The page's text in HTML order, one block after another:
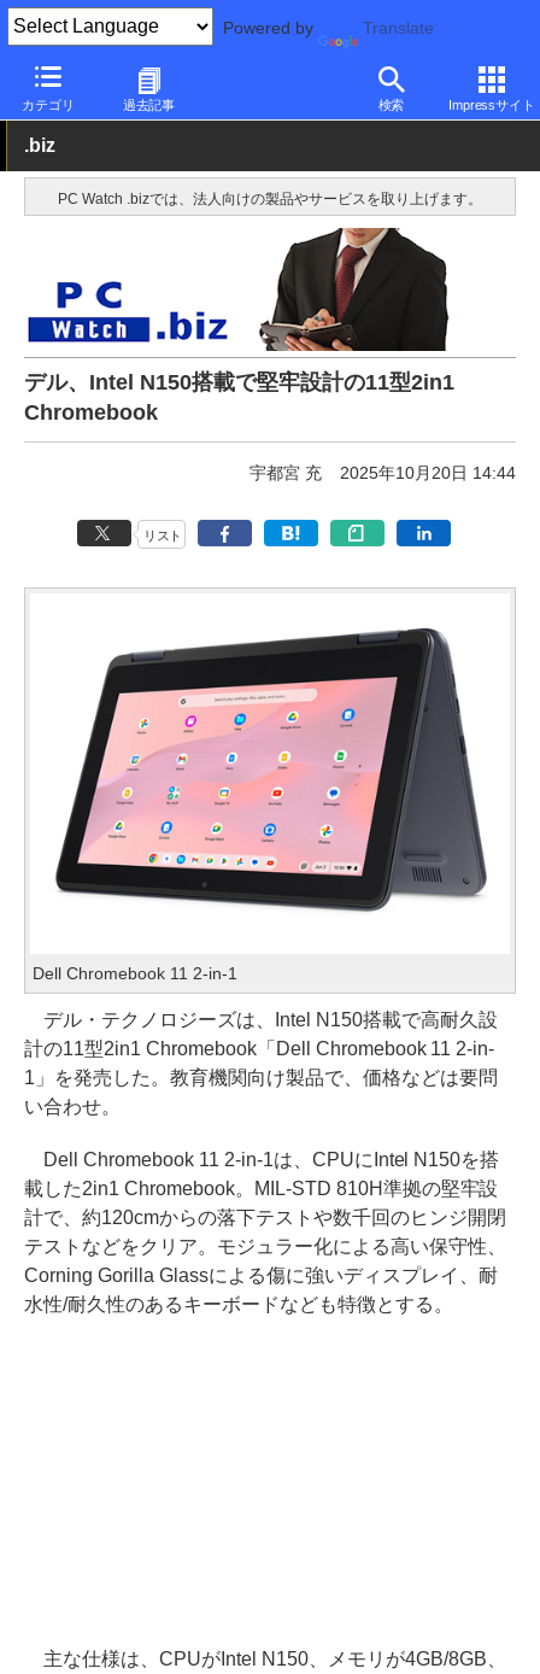
Powered by Translate
カテゴリ 過去記事 検索 Impressサイト
PC Watch パソコン/タブレット/スマートフォン Dell
.biz
PC Watch .bizでは、法人向けの製品やサービスを取り上げます。
デル、Intel N150搭載で堅牢設計の11型2in1
Chromebook
宇都宮 充 2025年10月20日 14:44
リスト
Dell Chromebook 11 2-in-1
デル・テクノロジーズは、Intel N150搭載で高耐久設
計の11型2in1 Chromebook「Dell Chromebook 11 2-in-
1」を発売した。教育機関向け製品で、価格などは要問
い合わせ。
Dell Chromebook 11 2-in-1は、CPUにIntel N150を搭
載した2in1 Chromebook。MIL-STD 810H準拠の堅牢設
計で、約120cmからの落下テストや数千回のヒンジ開閉
テストなどをクリア。モジュラー化による高い保守性、
Corning Gorilla Glassによる傷に強いディスプレイ、耐
水性/耐久性のあるキーボードなども特徴とする。
主な仕様は、CPUがIntel N150、メモリが4GB/8GB、